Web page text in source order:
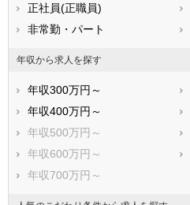
正社員(正職員)
非常勤・パート
年収から求人を探す
年収300万円～
年収400万円～
年収500万円～
年収600万円～
年収700万円～